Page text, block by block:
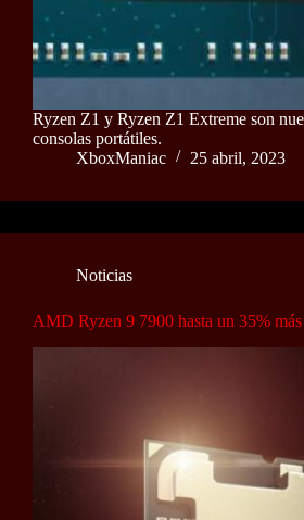
Ryzen Z1 y Ryzen Z1 Extreme son
consolas portátiles.
XboxManiac
25 abril, 2023
Noticias
AMD Ryzen 9 7900 hasta un 35%